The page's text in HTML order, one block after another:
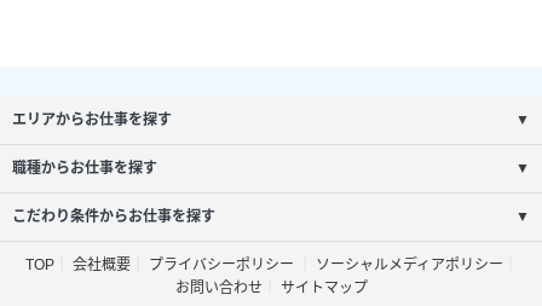
エリアからお仕事を探す ▼
職種からお仕事を探す ▼
こだわり条件からお仕事を探す ▼
TOP 会社概要 プライバシーポリシー
ソーシャルメディアポリシー
お問い合わせ
サイトマップ